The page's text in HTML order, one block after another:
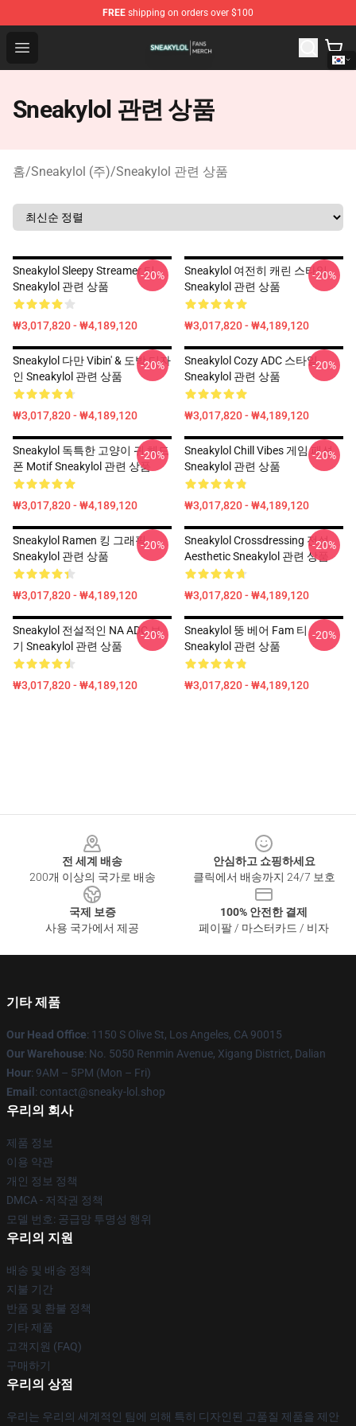
FREE shipping on orders over $100
Open menu
Sneakylol Shop - Official Sneakylol Merchandise Store
Sneakylol 관련 상품
홈/Sneakylol (주)/Sneakylol 관련 상품
Sneakylol Sleepy Streamer 티
Sneakylol 관련 상품
₩3,017,820 - ₩4,189,120
-20%
Sneakylol 여전히 캐린 스타일
Sneakylol 관련 상품
₩3,017,820 - ₩4,189,120
-20%
Sneakylol 다만 Vibin' & 도박 디자
인 Sneakylol 관련 상품
₩3,017,820 - ₩4,189,120
-20%
Sneakylol Cozy ADC 스타일
Sneakylol 관련 상품
₩3,017,820 - ₩4,189,120
-20%
Sneakylol 독특한 고양이 귀 헤드
폰 Motif Sneakylol 관련 상품
₩3,017,820 - ₩4,189,120
-20%
Sneakylol Chill Vibes 게임 패션
Sneakylol 관련 상품
₩3,017,820 - ₩4,189,120
-20%
Sneakylol Ramen 킹 그래픽
Sneakylol 관련 상품
₩3,017,820 - ₩4,189,120
-20%
Sneakylol Crossdressing 전설
Aesthetic Sneakylol 관련 상품
₩3,017,820 - ₩4,189,120
-20%
Sneakylol 전설적인 NA ADC 보
기 Sneakylol 관련 상품
₩3,017,820 - ₩4,189,120
-20%
Sneakylol 뚱 베어 Fam 티
Sneakylol 관련 상품
₩3,017,820 - ₩4,189,120
-20%
전 세계 배송
200개 이상의 국가로 배송
안심하고 쇼핑하세요
클릭에서 배송까지 24/7 보호
국제 보증
사용 국가에서 제공
100% 안전한 결제
페이팔 / 마스터카드 / 비자
기타 제품
Our Head Office: 1150 S Olive St, Los Angeles, CA 90015
Our Warehouse: No. 5050 Renmin Avenue, Xigang District, Dalian
Hour: 9AM – 5PM (Mon – Fri)
Email : contact@sneaky-lol.shop
우리의 회사
제품 정보
이용 약관
개인 정보 정책
DMCA - 저작권 정책
모델 번호: 공급망 투명성 행위
우리의 지원
배송 및 배송 정책
지불 기간
반품 및 환불 정책
기타 제품
고객지원 (FAQ)
구매하기
우리의 상점
우리는 우리의 세계적인 팀에 의해 특히 디자인된 고품질 제품을 제안